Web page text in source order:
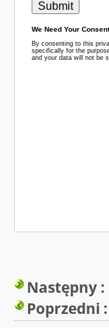
Następny :
Poprzedni :